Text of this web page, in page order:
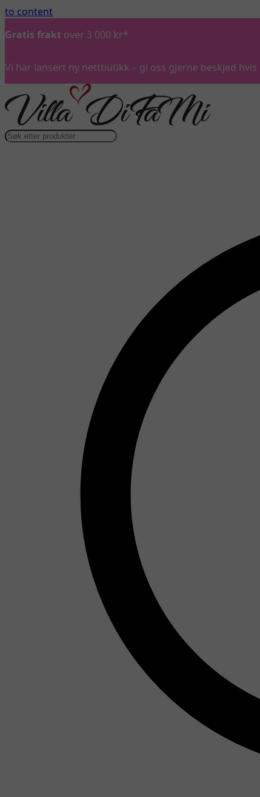
to content
Gratis frakt over 3 000 kr*
Vi har lansert ny nettbutikk – gi oss gjerne beskjed